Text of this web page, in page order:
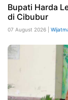
Bupati Harda
di Cibubur
07 August 2026 |